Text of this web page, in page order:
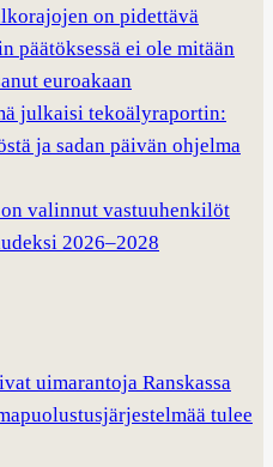
on pidettävä
päätöksessä ei ole mitään
euroakaan
julkaisi tekoälyraportin:
ja sadan päivän ohjelma
valinnut vastuuhenkilöt
2026–2028
uimarantoja Ranskassa
tulee